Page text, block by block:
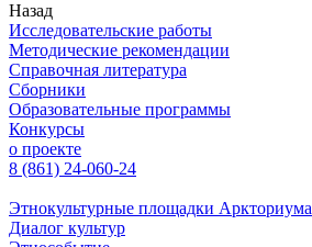
Назад
Исследовательские работы
Методические рекомендации
Справочная литература
Сборники
Образовательные программы
Конкурсы
о проекте
8 (861) 24-060-24
Этнокультурные площадки Аркториума
Диалог культур